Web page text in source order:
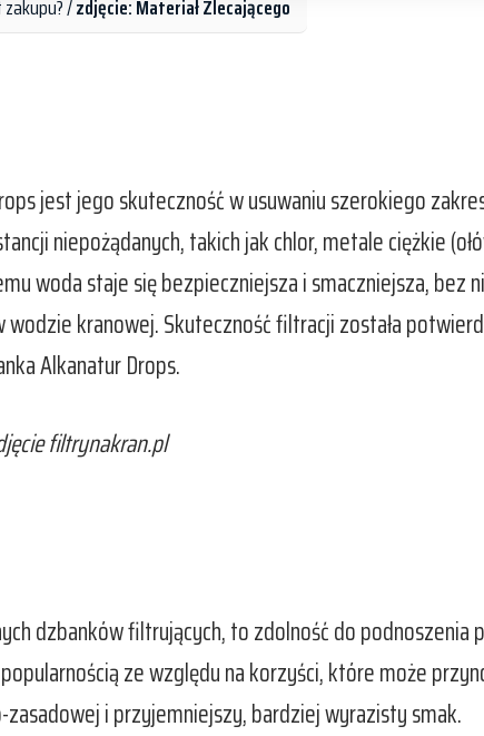
/zdjęcie: Materiał Zlecającego
jest jego skuteczność w usuwaniu szerokiego
niepożądanych, takich jak chlor, metale ciężkie
woda staje się bezpieczniejsza i smaczniejsza, bez
kranowej. Skuteczność filtracji została
Alkanatur Drops.
filtrynakran.pl
dzbanków filtrujących, to zdolność do
ze względu na korzyści, które może
i przyjemniejszy, bardziej wyrazisty smak.